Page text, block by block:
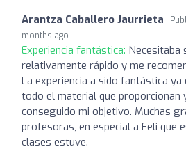
Arantza Caballero Jaurrieta
months ago
Experiencia fantástica: Necesitaba
relativamente rápido y me
La experiencia a sido fantástica ya
todo el material que proporcionan
conseguido mi objetivo. Muchas
profesoras, en especial a Feli que
clases estuve.